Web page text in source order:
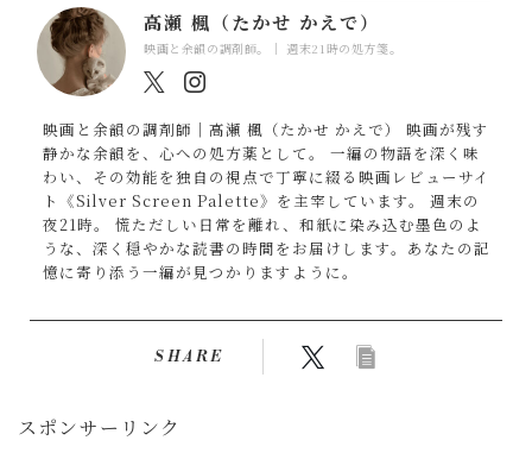
高瀬 楓（たかせ かえで）
映画と余韻の調剤師。｜ 週末21時の処方箋。
映画と余韻の調剤師｜高瀬 楓（たかせ かえで） 映画が残す
静かな余韻を、心への処方薬として。 一編の物語を深く味
わい、その効能を独自の視点で丁寧に綴る映画レビューサイ
ト《Silver Screen Palette》を主宰しています。 週末の
夜21時。 慌ただしい日常を離れ、和紙に染み込む墨色のよ
うな、深く穏やかな読書の時間をお届けします。あなたの記
憶に寄り添う一編が見つかりますように。
SHARE
スポンサーリンク